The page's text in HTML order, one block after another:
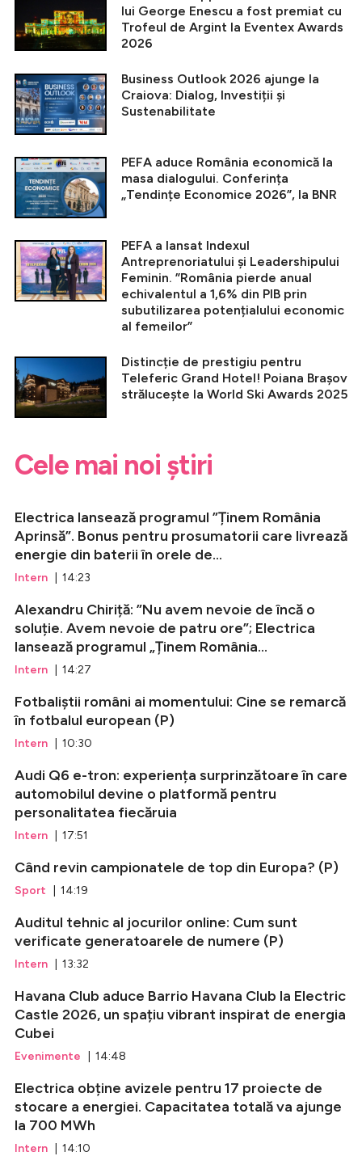
lui George Enescu a fost premiat cu
Trofeul de Argint la Eventex Awards
2026
Business Outlook 2026 ajunge la
Craiova: Dialog, Investiții și
Sustenabilitate
PEFA aduce România economică la
masa dialogului. Conferința
„Tendințe Economice 2026”, la BNR
PEFA a lansat Indexul
Antreprenoriatului și Leadershipului
Feminin. ”România pierde anual
echivalentul a 1,6% din PIB prin
subutilizarea potențialului economic
al femeilor”
Distincție de prestigiu pentru
Teleferic Grand Hotel! Poiana Brașov
strălucește la World Ski Awards 2025
Cele mai noi știri
Electrica lansează programul ”Ținem România
Aprinsă”. Bonus pentru prosumatorii care livrează
energie din baterii în orele de...
Intern | 14:23
Alexandru Chiriță: ”Nu avem nevoie de încă o
soluție. Avem nevoie de patru ore”; Electrica
lansează programul „Ținem România...
Intern | 14:27
Fotbaliștii români ai momentului: Cine se remarcă
în fotbalul european (P)
Intern | 10:30
Audi Q6 e-tron: experiența surprinzătoare în care
automobilul devine o platformă pentru
personalitatea fiecăruia
Intern | 17:51
Când revin campionatele de top din Europa? (P)
Sport | 14:19
Auditul tehnic al jocurilor online: Cum sunt
verificate generatoarele de numere (P)
Intern | 13:32
Havana Club aduce Barrio Havana Club la Electric
Castle 2026, un spațiu vibrant inspirat de energia
Cubei
Evenimente | 14:48
Electrica obține avizele pentru 17 proiecte de
stocare a energiei. Capacitatea totală va ajunge
la 700 MWh
Intern | 14:10